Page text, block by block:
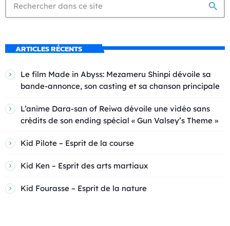
search
ARTICLES RÉCENTS
Le film Made in Abyss: Mezameru Shinpi dévoile sa
bande-annonce, son casting et sa chanson principale
L’anime Dara-san of Reiwa dévoile une vidéo sans
crédits de son ending spécial « Gun Valsey’s Theme »
Kid Pilote – Esprit de la course
Kid Ken – Esprit des arts martiaux
Kid Fourasse – Esprit de la nature